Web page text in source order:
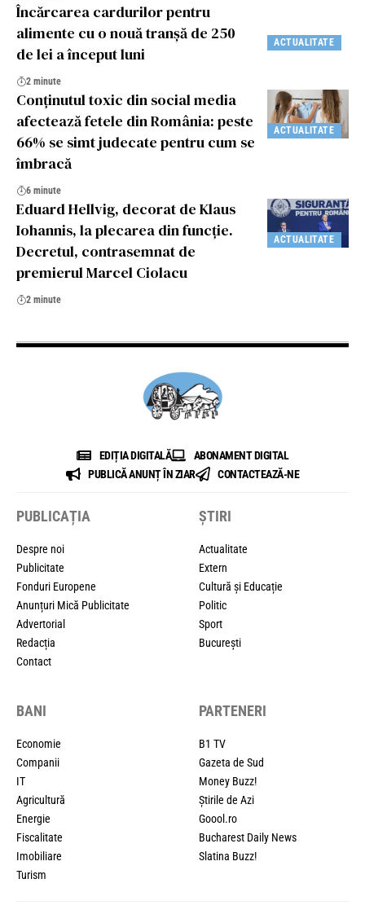
ACTUALITATE
Încărcarea cardurilor pentru
alimente cu o nouă tranşă de 250
de lei a început luni
2 minute
ACTUALITATE
Conținutul toxic din social media
afectează fetele din România: peste
66% se simt judecate pentru cum se
îmbracă
6 minute
ACTUALITATE
Eduard Hellvig, decorat de Klaus
Iohannis, la plecarea din funcție.
Decretul, contrasemnat de
premierul Marcel Ciolacu
2 minute
EDIȚIA DIGITALĂ
ABONAMENT DIGITAL
PUBLICĂ ANUNȚ ÎN ZIAR
CONTACTEAZĂ-NE
PUBLICAȚIA
Despre noi
Publicitate
Fonduri Europene
Anunțuri Mică Publicitate
Advertorial
Redacția
Contact
ȘTIRI
Actualitate
Extern
Cultură și Educație
Politic
Sport
București
BANI
Economie
Companii
IT
Agricultură
Energie
Fiscalitate
Imobiliare
Turism
PARTENERI
B1 TV
Gazeta de Sud
Money Buzz!
Știrile de Azi
Goool.ro
Bucharest Daily News
Slatina Buzz!